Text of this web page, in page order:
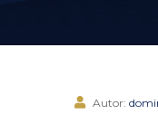
Autor: